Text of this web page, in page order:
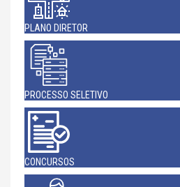
PLANO DIRETOR
PROCESSO SELETIVO
CONCURSOS